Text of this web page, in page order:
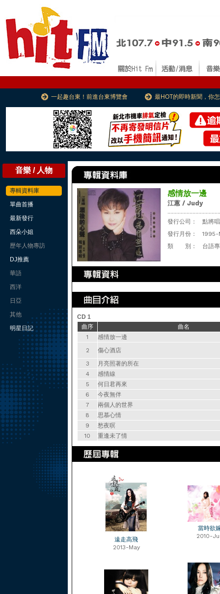
一起趣台東！前進台東博覽會 最HOT的即時新聞，你
音樂 / 人物
專輯資料庫
單曲首播
最新發行
西朵小姐
歷年人物專訪
DJ推薦
華語
西洋
日亞
其他
明星日記
感情放一邊
江蕙 / Judy
發行公司：
點將
發行月份：
1995-
類 別：
台語
CD 1
曲序
曲名
1
感情放一邊
2
傷心酒店
3
月亮照著的所在
4
感情線
5
何日君再來
6
今夜無伴
7
兩個人的世界
8
思慕心情
9
愁夜暝
10
重逢未了情
遠走高飛
2013-May
當時欲
2010-